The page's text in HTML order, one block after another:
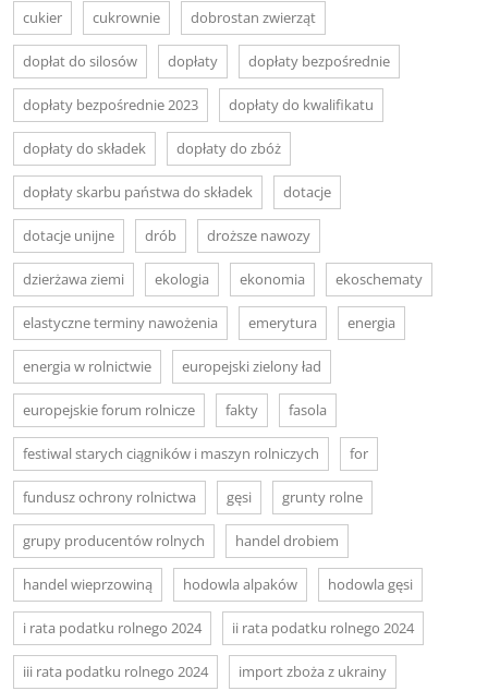
cukier cukrownie dobrostan zwierząt
dopłat do silosów dopłaty dopłaty bezpośrednie
dopłaty bezpośrednie 2023 dopłaty do kwalifikatu
dopłaty do składek dopłaty do zbóż
dopłaty skarbu państwa do składek dotacje
dotacje unijne drób droższe nawozy
dzierżawa ziemi ekologia ekonomia ekoschematy
elastyczne terminy nawożenia emerytura energia
energia w rolnictwie europejski zielony ład
europejskie forum rolnicze fakty fasola
festiwal starych ciągników i maszyn rolniczych for
fundusz ochrony rolnictwa gęsi grunty rolne
grupy producentów rolnych handel drobiem
handel wieprzowiną hodowla alpaków hodowla gęsi
i rata podatku rolnego 2024 ii rata podatku rolnego 2024
iii rata podatku rolnego 2024 import zboża z ukrainy